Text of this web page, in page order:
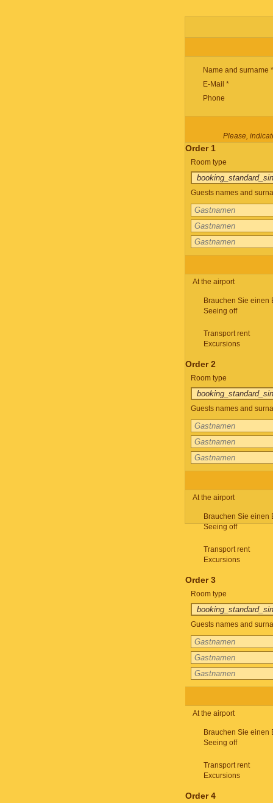
Name and surname *
E-Mail *
Phone
Please,
Order 1
Room type
Guests names and
At the airport
Brauchen Sie einen
Seeing off
Transport rent
Excursions
Order 2
Room type
Guests names and
At the airport
Brauchen Sie einen
Seeing off
Transport rent
Excursions
Order 3
Room type
Guests names and
At the airport
Brauchen Sie einen
Seeing off
Transport rent
Excursions
Order 4